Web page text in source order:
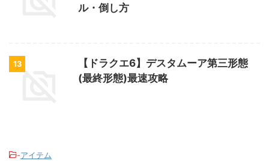
ル・倒し方
13
【ドラクエ6】デスタムーア第三形態
(最終形態)最速攻略
-アイテム